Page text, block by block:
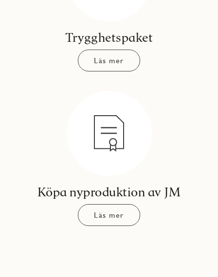
Trygghetspaket
Läs mer
Köpa nyproduktion av JM
Läs mer